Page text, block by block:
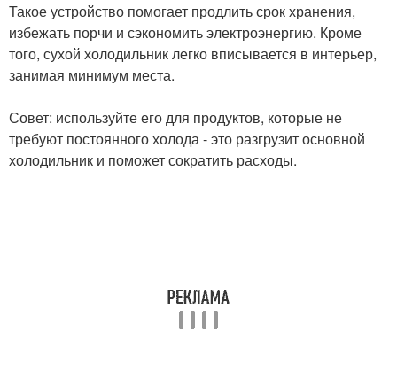
Такое устройство помогает продлить срок хранения,
избежать порчи и сэкономить электроэнергию. Кроме
того, сухой холодильник легко вписывается в интерьер,
занимая минимум места.
Совет: используйте его для продуктов, которые не
требуют постоянного холода - это разгрузит основной
холодильник и поможет сократить расходы.